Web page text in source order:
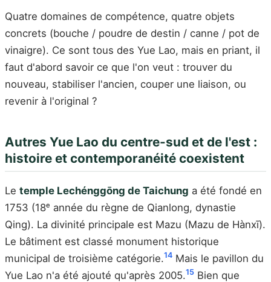
Quatre domaines de compétence, quatre objets
concrets (bouche / poudre de destin / canne / pot de
vinaigre). Ce sont tous des Yue Lao, mais en priant, il
faut d'abord savoir ce que l'on veut : trouver du
nouveau, stabiliser l'ancien, couper une liaison, ou
revenir à l'original ?
Autres Yue Lao du centre-sud et de l'est :
histoire et contemporanéité coexistent
Le temple Lechénggōng de Taichung a été fondé en
1753 (18ᵉ année du règne de Qianlong, dynastie
Qing). La divinité principale est Mazu (Mazu de Hànxī).
Le bâtiment est classé monument historique
municipal de troisième catégorie.14 Mais le pavillon du
Yue Lao n'a été ajouté qu'après 2005.15 Bien que